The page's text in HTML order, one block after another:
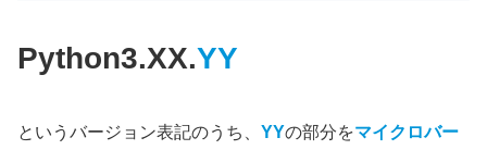
Python3.XX.YY
というバージョン表記のうち、 YYの部分をマイクロバー